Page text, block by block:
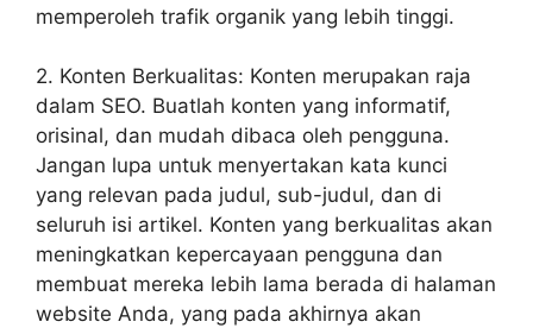
memperoleh trafik organik yang lebih tinggi.
2. Konten Berkualitas: Konten merupakan raja
dalam SEO. Buatlah konten yang informatif,
orisinal, dan mudah dibaca oleh pengguna.
Jangan lupa untuk menyertakan kata kunci
yang relevan pada judul, sub-judul, dan di
seluruh isi artikel. Konten yang berkualitas akan
meningkatkan kepercayaan pengguna dan
membuat mereka lebih lama berada di halaman
website Anda, yang pada akhirnya akan